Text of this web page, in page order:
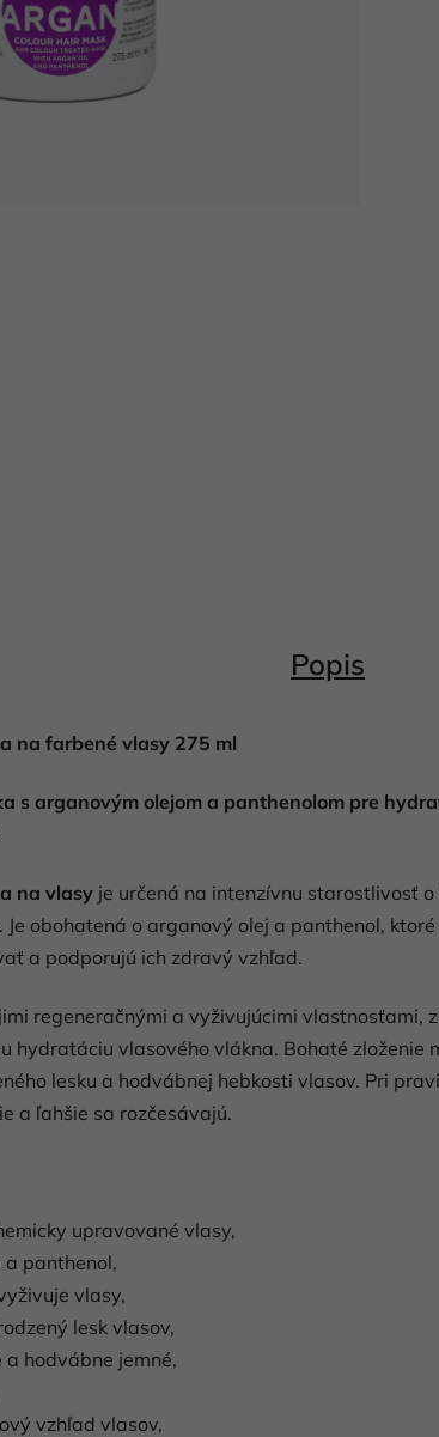
Popis
na farbené vlasy 275 ml
s arganovým olejom a panthenolom pre
na vlasy je určená na intenzívnu starostlivosť
obohatená o arganový olej a panthenol,
a podporujú ich zdravý vzhľad.
regeneračnými a vyživujúcimi vlastnosťami,
hydratáciu vlasového vlákna. Bohaté zloženie
lesku a hodvábnej hebkosti vlasov. Pri
a ľahšie sa rozčesávajú.
upravované vlasy,
panthenol,
vlasy,
lesk vlasov,
hodvábne jemné,
vzhľad vlasov,